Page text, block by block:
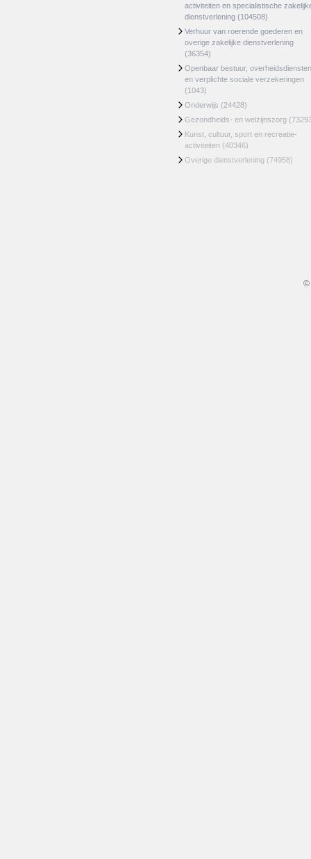
activiteiten en specialistische
dienstverlening (104508)
Verhuur van roerende goederen en
overige zakelijke dienstverlening
(36354)
Openbaar bestuur, overheidsdiensten
en verplichte sociale verzekeringen
(1043)
Onderwijs (24428)
Gezondheids- en welzijnszorg
Kunst, cultuur, sport en recreatie-
activiteiten (40346)
Overige dienstverlening (74958)
©